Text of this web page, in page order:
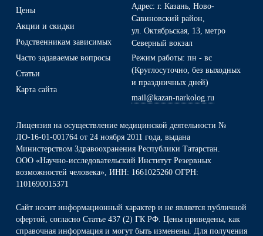
Цены
Акции и скидки
Родственникам зависимых
Часто задаваемые вопросы
Статьи
Карта сайта
Адрес: г. Казань, Ново-
Савиновский район,
ул. Октябрьская, 13, метро
Северный вокзал
Режим работы: пн - вс
(Круглосуточно, без выходных
и праздничных дней)
mail@kazan-narkolog.ru
Лицензия на осуществление медицинской деятельности №
ЛО-16-01-001764 от 24 ноября 2011 года, выдана
Министерством Здравоохранения Республики Татарстан.
ООО «Научно-исследовательский Институт Резервных
возможностей человека», ИНН: 1661025260 ОГРН:
1101690015371
Сайт носит информационный характер и не является публичной
офертой, согласно Статье 437 (2) ГК РФ. Цены приведены, как
справочная информация и могут быть изменены. Для получения